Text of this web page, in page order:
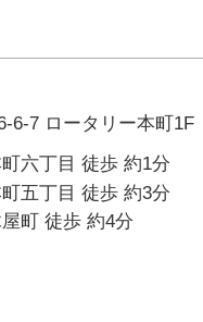
6-7 ロータリー本町1F
六丁目 徒歩 約1分
五丁目 徒歩 約3分
町 徒歩 約4分